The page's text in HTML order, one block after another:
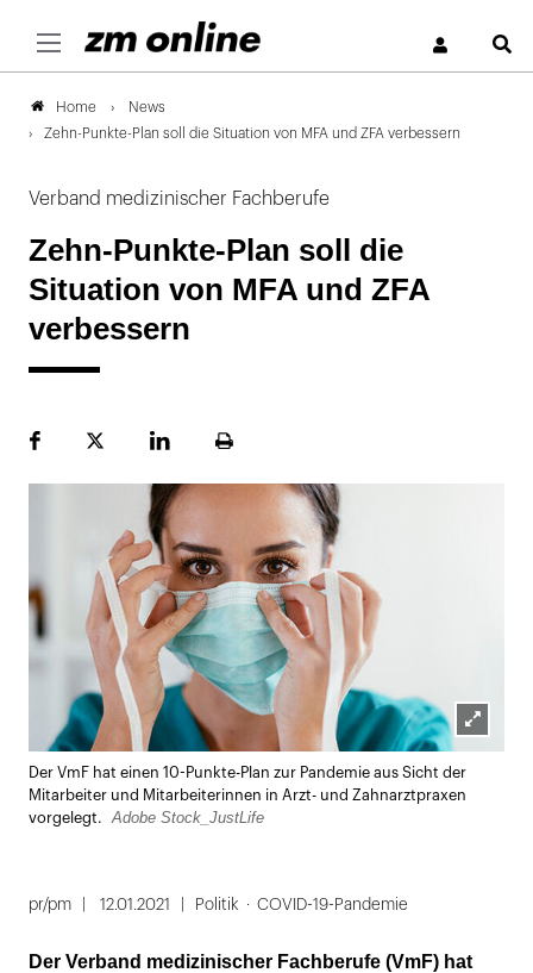
Home
News
Zehn-Punkte-Plan soll die Situation von MFA und ZFA verbessern
Verband medizinischer Fachberufe
Zehn-Punkte-Plan soll die
Situation von MFA und ZFA
verbessern
FacebookPlattformLinekdInSeite
Lightbox
öffnen
Der VmF hat einen 10-Punkte-Plan zur Pandemie aus Sicht der
Mitarbeiter und Mitarbeiterinnen in Arzt- und Zahnarztpraxen
vorgelegt.
Adobe Stock_JustLife
pr/pm 12.01.2021 Politik COVID-19-Pandemie
Der Verband medizinischer Fachberufe (VmF) hat